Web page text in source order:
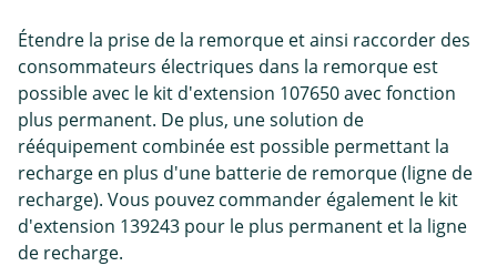
Étendre la prise de la remorque et ainsi raccorder des
consommateurs électriques dans la remorque est
possible avec le kit d'extension 107650 avec fonction
plus permanent. De plus, une solution de
rééquipement combinée est possible permettant la
recharge en plus d'une batterie de remorque (ligne de
recharge). Vous pouvez commander également le kit
d'extension 139243 pour le plus permanent et la ligne
de recharge.